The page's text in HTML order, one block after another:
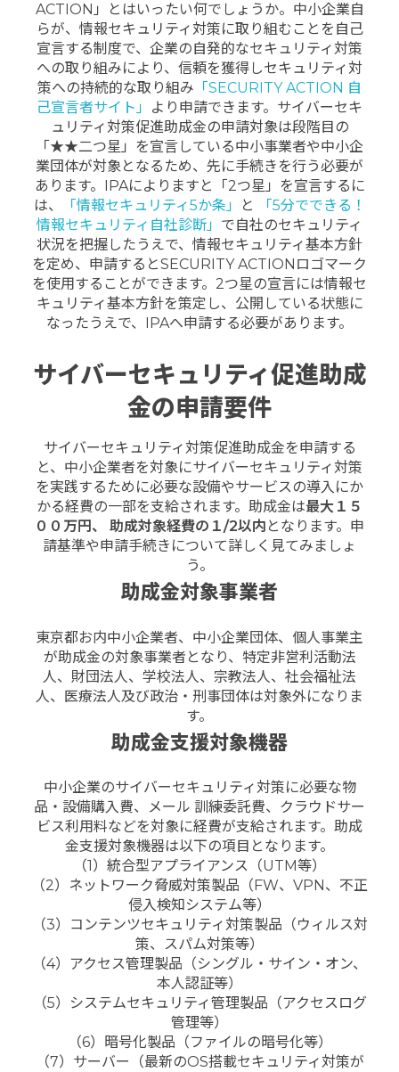
ACTION」とはいったい何でしょうか。中小企業自
らが、情報セキュリティ対策に取り組むことを自己
宣言する制度で、企業の自発的なセキュリティ対策
への取り組みにより、信頼を獲得しセキュリティ対
策への持続的な取り組み 「SECURITY ACTION 自
己宣言者サイト」
より申請できます。サイバーセキ
ュリティ対策促進助成金の申請対象は段階目の
「★★二つ星」を宣言している中小事業者や中小企
業団体が対象となるため、先に手続きを行う必要が
あります。IPAによりますと「2つ星」を宣言するに
は、
「情報セキュリティ5か条」 と
「5分でできる！
情報セキュリティ自社診断」 で自社のセキュリティ
状況を把握したうえで、情報セキュリティ基本方針
を定め、申請するとSECURITY ACTIONロゴマーク
を使用することができます。2つ星の宣言には情報セ
キュリティ基本方針を策定し、公開している状態に
なったうえで、IPAへ申請する必要があります。
サイバーセキュリティ促進助成
金の申請要件
サイバーセキュリティ対策促進助成金を申請する
と、中小企業者を対象にサイバーセキュリティ対策
を実践するために必要な設備やサービスの導入にか
かる経費の一部を支給されます。助成金は最大１５
００万円、 助成対象経費の１/2以内 となります。申
請基準や申請手続きについて詳しく見てみましょ
う。
助成金対象事業者
東京都お内中小企業者、中小企業団体、個人事業主
が助成金の対象事業者となり、特定非営利活動法
人、財団法人、学校法人、宗教法人、社会福祉法
人、医療法人及び政治・刑事団体は対象外になりま
す。
助成金支援対象機器
中小企業のサイバーセキュリティ対策に必要な物
品・設備購入費、メール 訓練委託費、クラウドサー
ビス利用料などを対象に経費が支給されます。助成
金支援対象機器は以下の項目となります。
（1）統合型アプライアンス（UTM等）
（2）ネットワーク脅威対策製品（FW、VPN、不正
侵入検知システム等）
（3）コンテンツセキュリティ対策製品（ウィルス対
策、スパム対策等）
（4）アクセス管理製品（シングル・サイン・オン、
本人認証等）
（5）システムセキュリティ管理製品（アクセスログ
管理等）
（6）暗号化製品（ファイルの暗号化等）
（7）サーバー（最新のOS搭載セキュリティ対策が